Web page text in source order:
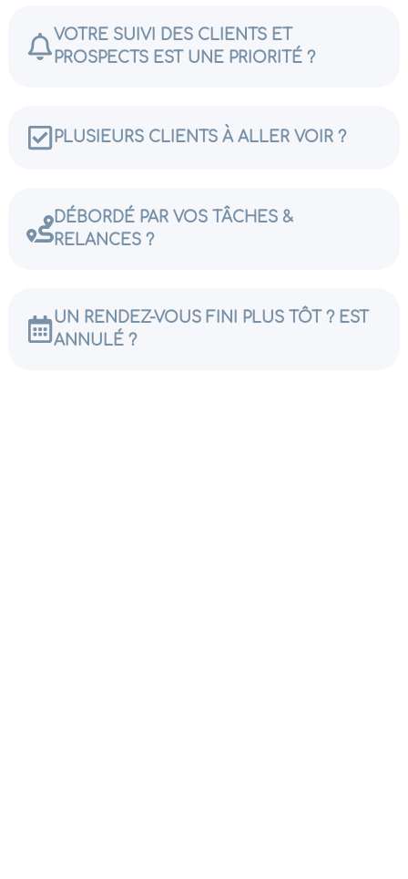
VOTRE SUIVI DES CLIENTS ET
PROSPECTS EST UNE PRIORITÉ ?
PLUSIEURS CLIENTS À ALLER VOIR ?​
DÉBORDÉ PAR VOS TÂCHES &
RELANCES ?​
UN RENDEZ-VOUS FINI PLUS TÔT ? EST
ANNULÉ ?​